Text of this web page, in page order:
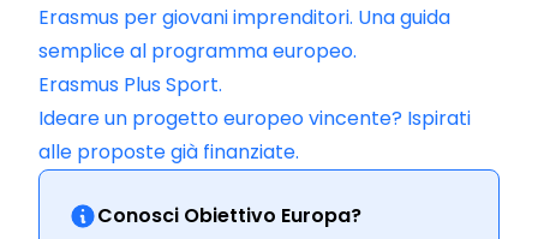
Erasmus per giovani imprenditori. Una guida
semplice al programma europeo.
Erasmus Plus Sport.
Ideare un progetto europeo vincente? Ispirati
alle proposte già finanziate.
Conosci Obiettivo Europa?